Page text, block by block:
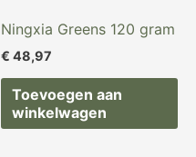
Ningxia Greens 120 gram
€ 48,97
Toevoegen aan
winkelwagen